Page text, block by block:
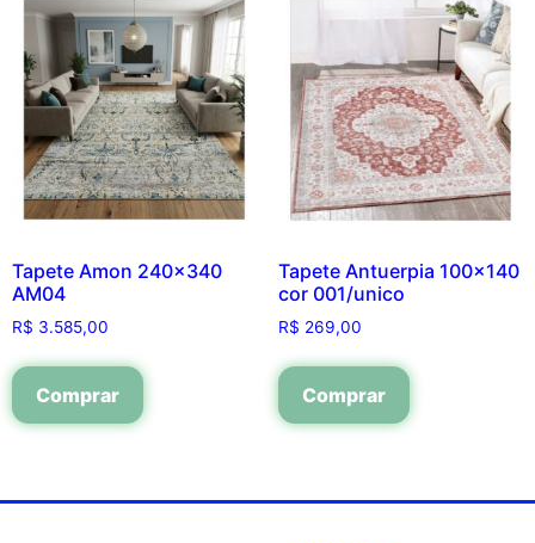
Tapete Amon 240×340
AM04
R$ 3.585,00
Comprar
Tapete Antuerpia 100×140
cor 001/unico
R$ 269,00
Comprar